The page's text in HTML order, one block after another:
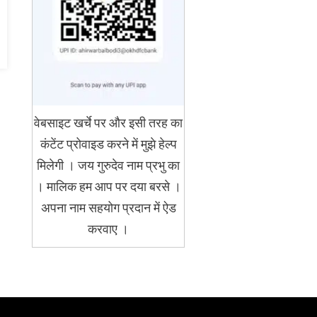
वेबसाइट खर्चे पर और इसी तरह का
कंटेंट प्रोवाइड करने में मुझे हेल्प
मिलेगी । जय गुरुदेव नाम प्रभु का
। मालिक हम आप पर दया बरसे ।
अपना नाम सहयोग प्रदान में ऐड
करवाए ।